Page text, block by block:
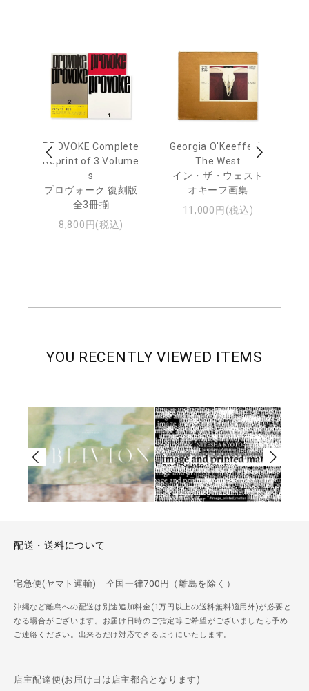
PROVOKE Complete
Reprint of 3 Volume
s
プロヴォーク 復刻版
全3冊揃
8,800円(税込)
Georgia O'Keeffe: In
The West
イン・ザ・ウェスト
オキーフ画集
11,000円(税込)
YOU RECENTLY VIEWED ITEMS
配送・送料について
宅急便(ヤマト運輸) 全国一律700円（離島を除く）
沖縄など離島への配送は別途追加料金(1万円以上の送料無料適用外)が必要と
なる場合がございます。お届け日時のご指定等ご希望がございましたら予め
ご連絡ください。出来るだけ対応できるようにいたします。
店主配達便(お届け日は店主都合となります)